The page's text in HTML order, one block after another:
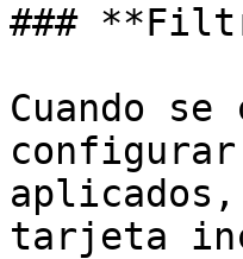
###
Cuando
tarjeta